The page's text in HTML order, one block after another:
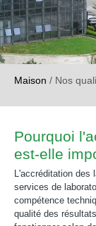
Maison / Nos
Pourquoi
est-elle
L'accréditation des
services de
compétence
qualité des